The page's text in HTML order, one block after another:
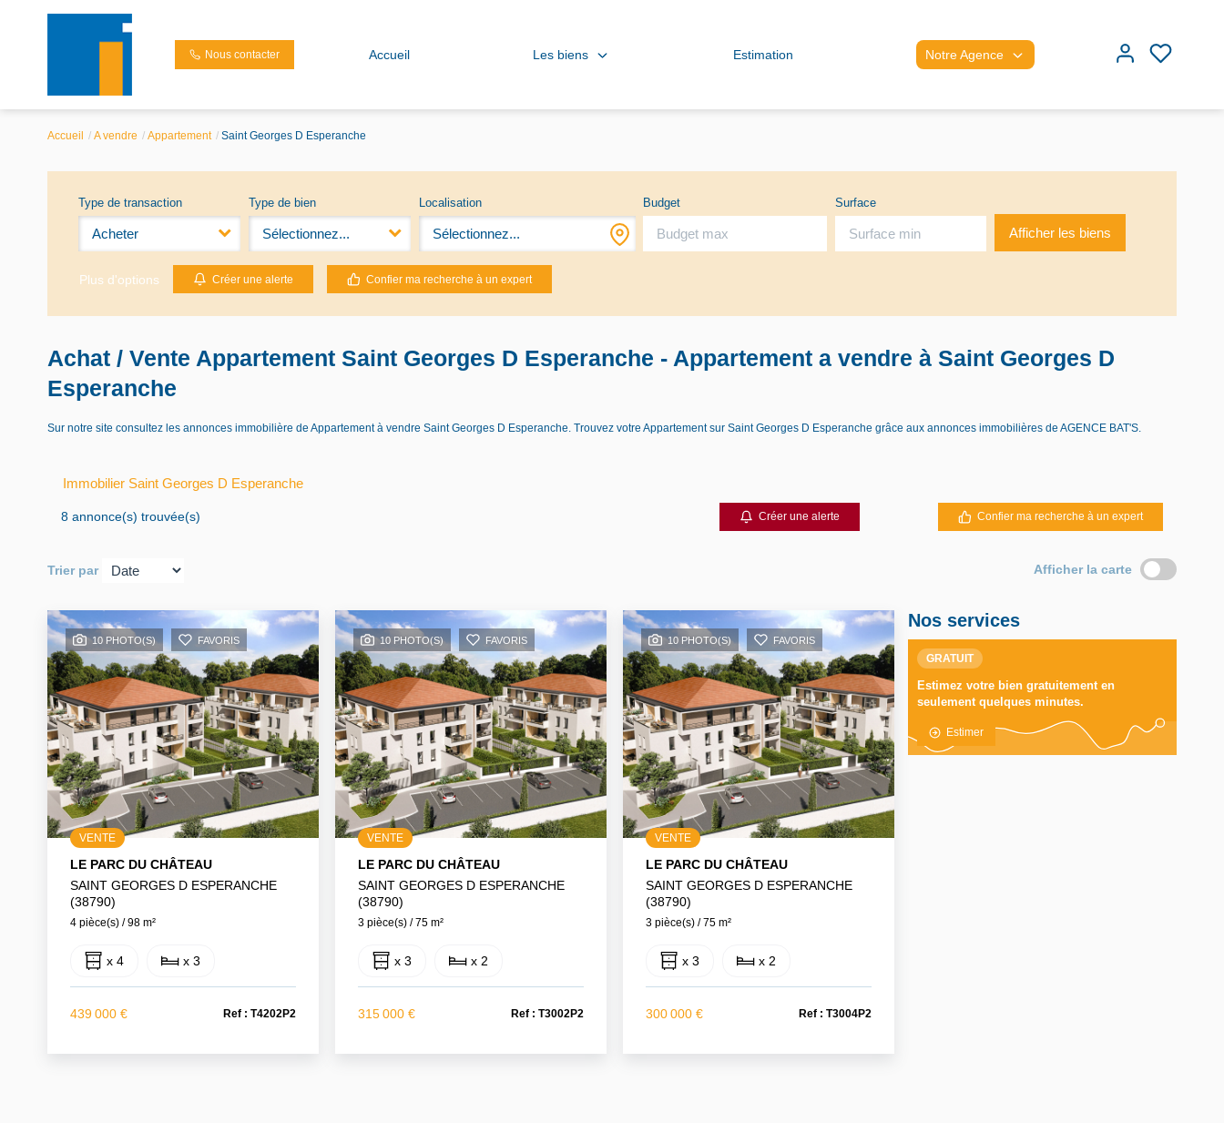
Nous contacter Accueil Les biens Estimation Notre Agence
Accueil A vendre Appartement Saint Georges D Esperanche
Type de transaction
Acheter
Type de bien
Sélectionnez...
Localisation
Sélectionnez...
Budget Surface
Plus d'options Créer une alerte Confier ma recherche à un expert
Achat / Vente Appartement Saint Georges D Esperanche - Appartement a vendre à Saint Georges D
Esperanche
Sur notre site consultez les annonces immobilière de Appartement à vendre Saint Georges D Esperanche. Trouvez votre Appartement sur Saint Georges D Esperanche grâce aux annonces immobilières de AGENCE BAT'S.
Immobilier Saint Georges D Esperanche
8 annonce(s) trouvée(s) Créer une alerte Confier ma recherche à un expert
Trier par Afficher la carte
10 PHOTO(S) FAVORIS
VENTE
LE PARC DU CHÂTEAU
SAINT GEORGES D ESPERANCHE
(38790)
4 pièce(s) / 98 m²
x 4 x 3
439 000 € Ref : T4202P2
10 PHOTO(S) FAVORIS
VENTE
LE PARC DU CHÂTEAU
SAINT GEORGES D ESPERANCHE
(38790)
3 pièce(s) / 75 m²
x 3 x 2
315 000 € Ref : T3002P2
10 PHOTO(S) FAVORIS
VENTE
LE PARC DU CHÂTEAU
SAINT GEORGES D ESPERANCHE
(38790)
3 pièce(s) / 75 m²
x 3 x 2
300 000 € Ref : T3004P2
Nos services
GRATUIT
Estimez votre bien gratuitement en
seulement quelques minutes.
Estimer